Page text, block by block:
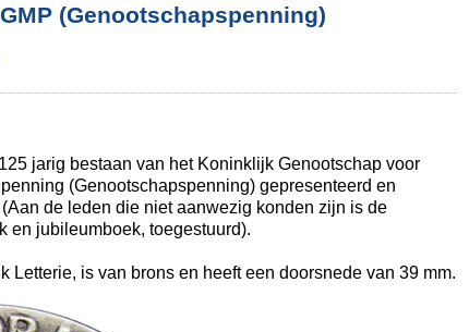
(Genootschapspenning)
jarig bestaan van het Koninklijk Genootschap voor
(Genootschapspenning) gepresenteerd en
de leden die niet aanwezig konden zijn is de
en jubileumboek, toegestuurd).
Letterie, is van brons en heeft een doorsnede van 39 mm.